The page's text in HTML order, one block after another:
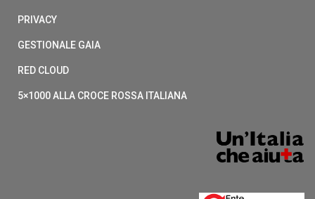
PRIVACY
GESTIONALE GAIA
RED CLOUD
5×1000 ALLA CROCE ROSSA ITALIANA